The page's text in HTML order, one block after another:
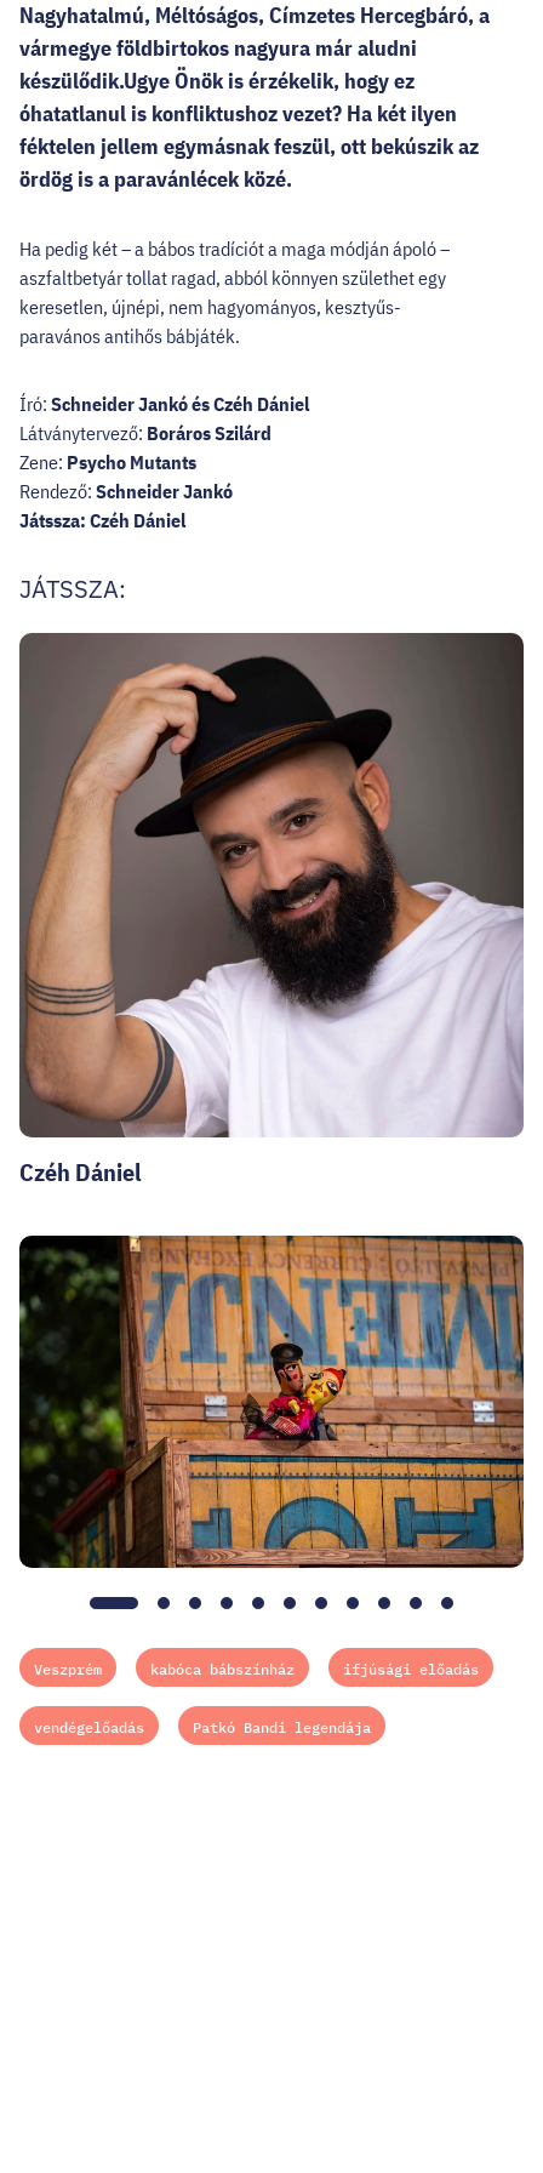
Nagyhatalmú, Méltóságos, Címzetes Hercegbáró, a
vármegye földbirtokos nagyura már aludni
készülődik. ​Ugye Önök is érzékelik, hogy ez
óhatatlanul is konfliktushoz vezet? Ha két ilyen
féktelen jellem egymásnak feszül, ott bekúszik az
ördög is a paravánlécek közé.
Ha pedig két – a bábos tradíciót a maga módján ápoló –
aszfaltbetyár tollat ragad, abból könnyen születhet egy
keresetlen, újnépi, nem hagyományos, kesztyűs-
paravános antihős bábjáték.
Író: Schneider Jankó és Czéh Dániel
Látványtervező: Boráros Szilárd
Zene: Psycho Mutants
Rendező: Schneider Jankó
Játssza: Czéh Dániel
JÁTSSZA:
Czéh Dániel
1.
2.
3.
4.
5.
6.
7.
8.
9.
10.11.
Veszprém kabóca bábszínház ifjúsági előadás
vendégelőadás Patkó Bandi legendája